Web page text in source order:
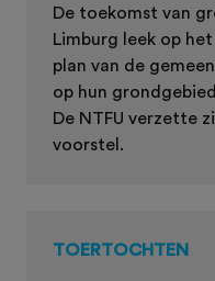
De toekomst van
Limburg leek op
plan van de
op hun
De NTFU verzette
voorstel.
TOERTOCHTEN